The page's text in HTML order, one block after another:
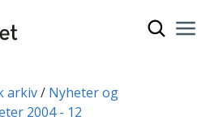
arkiv
Nyheter og
2004 - 12